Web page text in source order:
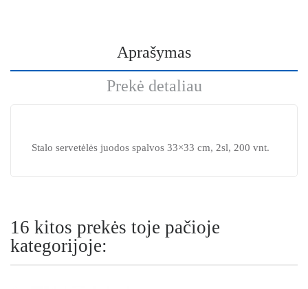
Aprašymas
Prekė detaliau
Stalo servetėlės juodos spalvos 33×33 cm, 2sl, 200 vnt.
16 kitos prekės toje pačioje
kategorijoje: